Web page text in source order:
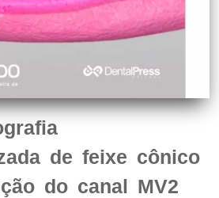
de feixe cônico
do canal MV2